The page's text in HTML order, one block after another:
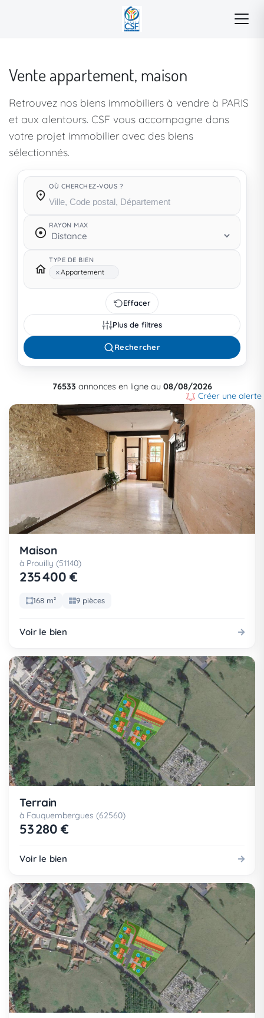
Vente appartement, maison
Retrouvez nos biens immobiliers à vendre à PARIS
et aux alentours. CSF vous accompagne dans
votre projet immobilier avec des biens
sélectionnés.
OÙ CHERCHEZ-VOUS ?
RAYON MAX
TYPE DE BIEN
×Appartement
Effacer
Plus de filtres
Rechercher
76533 annonces en ligne au 08/08/2026
Créer une alerte
Maison
à Prouilly (51140)
235 400 €
168 m² 9 pièces
Voir le bien
Terrain
à Fauquembergues (62560)
53 280 €
Voir le bien